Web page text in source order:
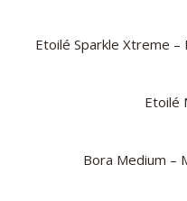
Etoilé Sparkle Xtreme
Etoilé
Bora Medium –